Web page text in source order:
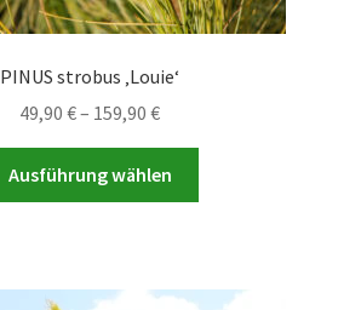
PINUS strobus ‚Louie‘
49,90 €– 159,90 €Preisspanne:
49,90 €
bis
159,90 €
Ausführung wählen